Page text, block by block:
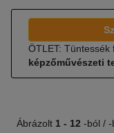
ÖTLET: Tüntessék
képzőművészeti
Ábrázolt 1 - 12 -ból / -